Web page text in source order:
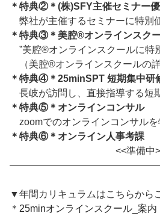
＊特典②＊(株)SFY主催セミナー
弊社が主催するセミナーに特別
＊特典③＊美腔®︎オンラインスク
”美腔®︎オンラインスクールに特
（美腔®︎オンラインスクールの
＊特典④＊25minSPT 短期集中研
長岐が訪問し、直接指導する短
＊特典⑤＊オンラインコンサル
zoomでのオンラインコンサルを
＊特典⑥＊オンライン人事考課
<<準備中
▼年間カリキュラムはこちらから
＊ 25minオンラインスクール_案内